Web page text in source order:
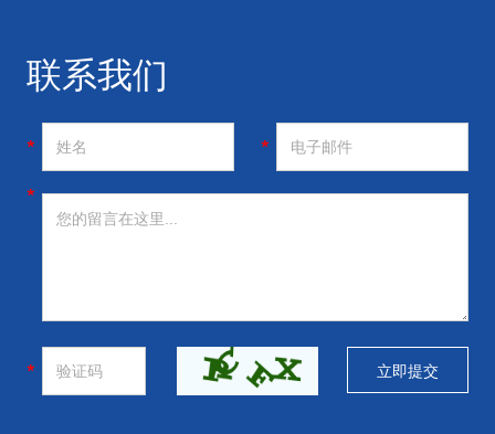
联系我们